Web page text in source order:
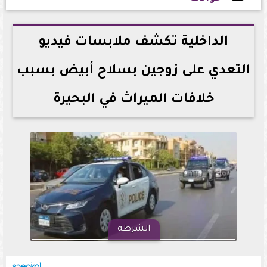
2026-07-05 14:09:36
الداخلية تكشف ملابسات فيديو
التعدي على زوجين بسلاح أبيض بسبب
خلافات الميراث في البحيرة
الشرطة